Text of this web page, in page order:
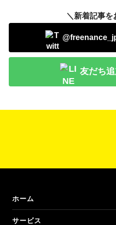
＼新着記事を
友だち
ホーム
サービス